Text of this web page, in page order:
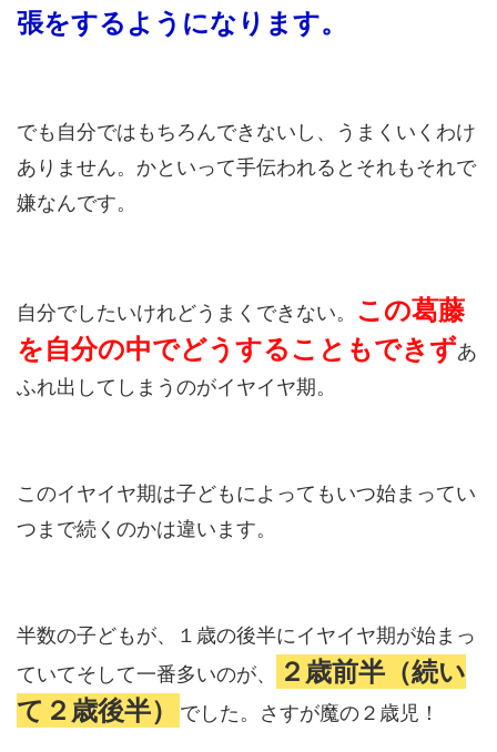
張をするようになります。
でも自分ではもちろんできないし、うまくいくわけ
ありません。かといって手伝われるとそれもそれで
嫌なんです。
自分でしたいけれどうまくできない。 この葛藤
を自分の中でどうすることもできずあ
ふれ出してしまうのがイヤイヤ期。
このイヤイヤ期は子どもによってもいつ始まってい
つまで続くのかは違います。
半数の子どもが、１歳の後半にイヤイヤ期が始まっ
ていてそして一番多いのが、
２歳前半（続い
て２歳後半）
でした。さすが魔の２歳児！